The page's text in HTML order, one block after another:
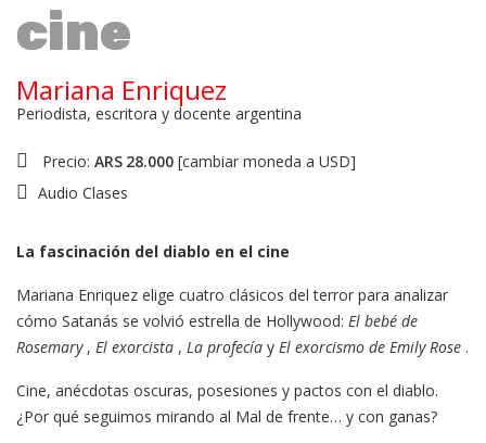
cine
Mariana Enriquez
Periodista, escritora y docente argentina
Precio: ARS 28.000 [cambiar moneda a USD]
Audio Clases
La fascinación del diablo en el cine
Mariana Enriquez elige cuatro clásicos del terror para analizar
cómo Satanás se volvió estrella de Hollywood: El bebé de
Rosemary, El exorcista , La profecía y El exorcismo de Emily Rose .
Cine, anécdotas oscuras, posesiones y pactos con el diablo.
¿Por qué seguimos mirando al Mal de frente… y con ganas?